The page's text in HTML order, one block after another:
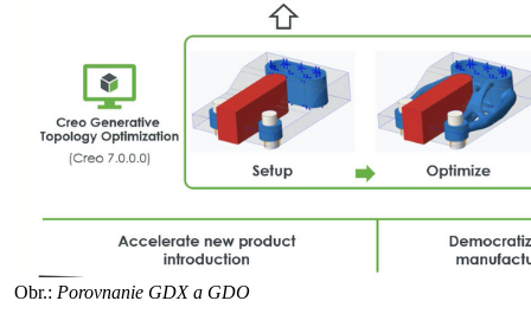
Obr.: Porovnanie GDX a GDO